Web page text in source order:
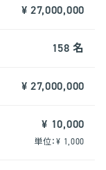
¥ 27,000,000
158 名
¥ 27,000,000
¥ 10,000
単位：¥ 1,000